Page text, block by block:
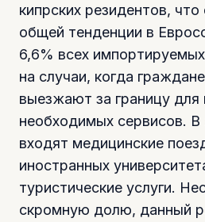
кипрских резидентов, что
общей тенденции в
6,6% всех
на случаи, когда
выезжают за границу для
необходимых сервисов. В
входят медицинские
иностранных
туристические услуги.
скромную долю, данный